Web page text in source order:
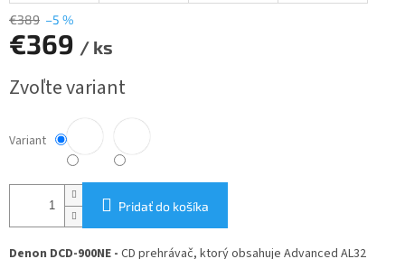
€389 –5 %
€369 / ks
cena:
Zvoľte variant
Variant
Pridať do košíka
Denon DCD-900NE - CD prehrávač, ktorý obsahuje Advanced AL32